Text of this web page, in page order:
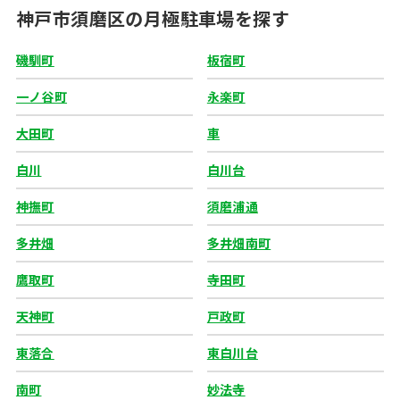
神戸市須磨区の月極駐車場を探す
磯馴町 板宿町
一ノ谷町 永楽町
大田町 車
白川 白川台
神撫町 須磨浦通
多井畑 多井畑南町
鷹取町 寺田町
天神町 戸政町
東落合 東白川台
南町 妙法寺